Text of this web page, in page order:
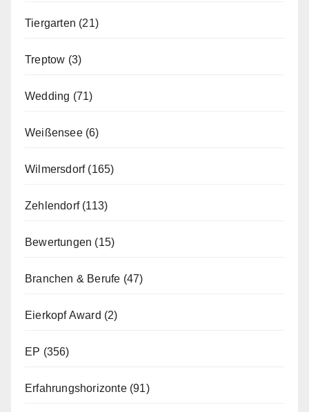
Tiergarten (21)
Treptow (3)
Wedding (71)
Weißensee(6)
Wilmersdorf(165)
Zehlendorf(113)
Bewertungen (15)
Branchen & Berufe (47)
Eierkopf Award (2)
EP (356)
Erfahrungshorizonte(91)